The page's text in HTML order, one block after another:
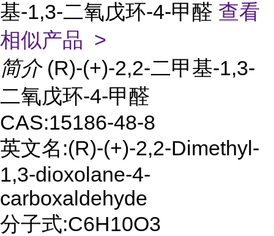
基-1,3-二氧戊环-4-甲醛 查看
相似产品 >
简介 (R)-(+)-2,2-二甲基-1,3-
二氧戊环-4-甲醛
CAS:15186-48-8
英文名:(R)-(+)-2,2-Dimethyl-
1,3-dioxolane-4-
carboxaldehyde
分子式:C6H10O3